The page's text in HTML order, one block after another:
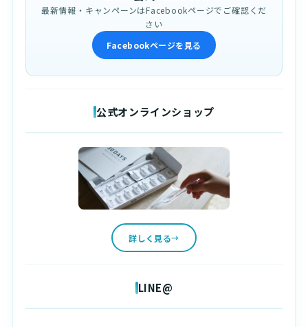
最新情報・キャンペーンはFacebookページでご確認くだ
さい
Facebookページを見る
公式オンラインショップ
詳しく見る
LINE@